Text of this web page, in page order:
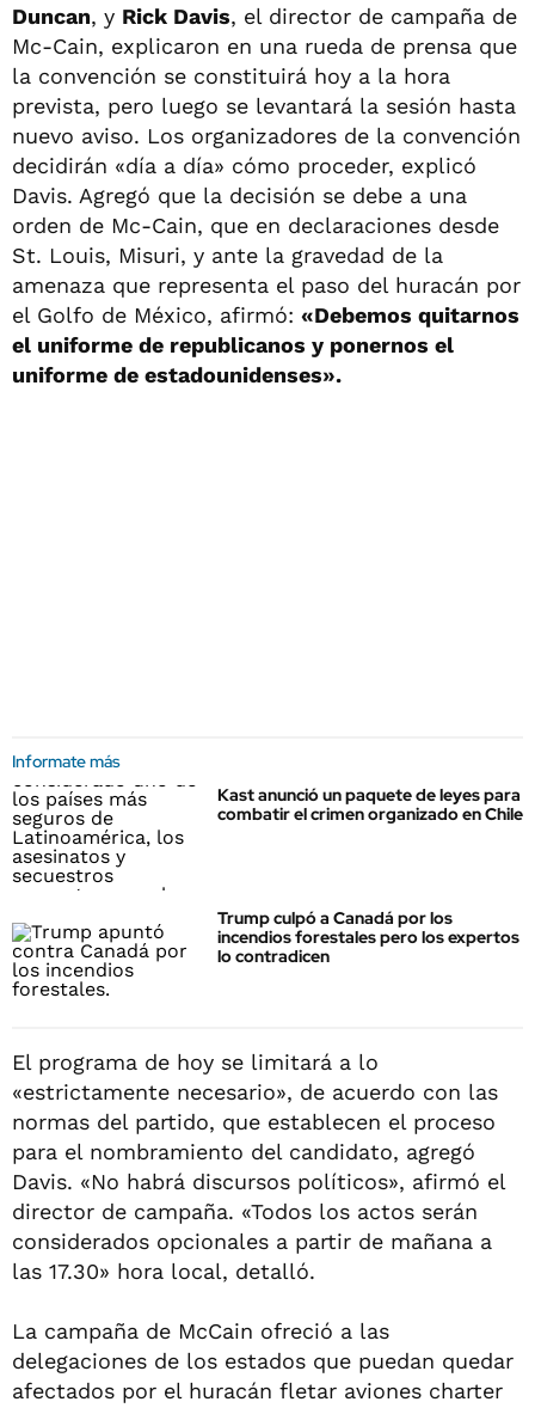
Duncan, y Rick Davis, el director de campaña de
Mc-Cain, explicaron en una rueda de prensa que
la convención se constituirá hoy a la hora
prevista, pero luego se levantará la sesión hasta
nuevo aviso. Los organizadores de la convención
decidirán «día a día» cómo proceder, explicó
Davis. Agregó que la decisión se debe a una
orden de Mc-Cain, que en declaraciones desde
St. Louis, Misuri, y ante la gravedad de la
amenaza que representa el paso del huracán por
el Golfo de México, afirmó: «Debemos quitarnos
el uniforme de republicanos y ponernos el
uniforme de estadounidenses».
Informate más
Kast anunció un paquete de leyes para
combatir el crimen organizado en Chile
Trump culpó a Canadá por los
incendios forestales pero los expertos
lo contradicen
El programa de hoy se limitará a lo
«estrictamente necesario», de acuerdo con las
normas del partido, que establecen el proceso
para el nombramiento del candidato, agregó
Davis. «No habrá discursos políticos», afirmó el
director de campaña. «Todos los actos serán
considerados opcionales a partir de mañana a
las 17.30» hora local, detalló.
La campaña de McCain ofreció a las
delegaciones de los estados que puedan quedar
afectados por el huracán fletar aviones charter